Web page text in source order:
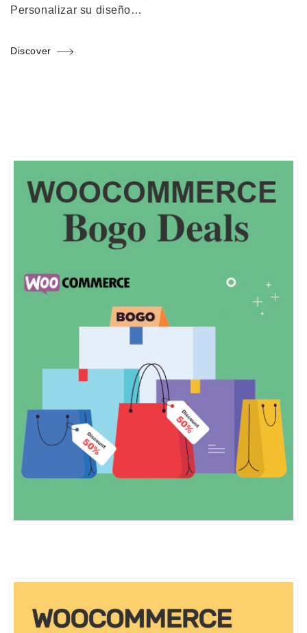
Personalizar su diseño…
Discover